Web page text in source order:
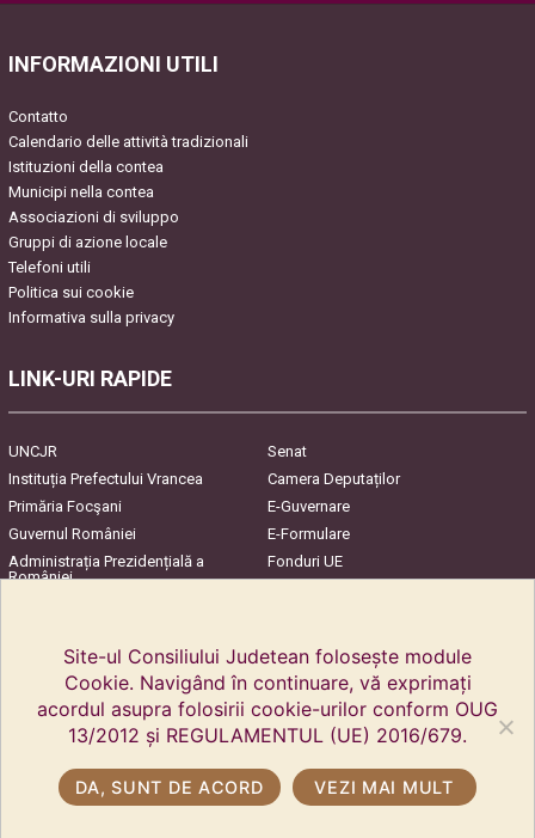
empty.
INFORMAZIONI UTILI
Contatto
Calendario delle attività tradizionali
Istituzioni della contea
Municipi nella contea
Associazioni di sviluppo
Gruppi di azione locale
Telefoni utili
Politica sui cookie
Informativa sulla privacy
LINK-URI RAPIDE
UNCJR
Senat
Instituția Prefectului Vrancea
Camera Deputaților
Primăria Focşani
E-Guvernare
Guvernul României
E-Formulare
Administrația Prezidențială a
României
Fonduri UE
Site-ul Consiliului Judetean folosește module
Cookie. Navigând în continuare, vă exprimați
acordul asupra folosirii cookie-urilor conform OUG
13/2012 și REGULAMENTUL (UE) 2016/679.
DA, SUNT DE ACORD VEZI MAI MULT